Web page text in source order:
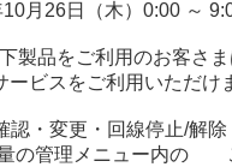
月26日（木）0:00 ～
製品をご利用のお客さ
ビスをご利用いただけ
認・変更・回線停止/解
量の管理メニュー内の